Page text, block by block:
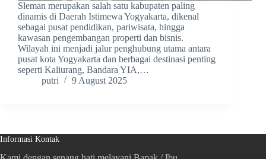
Sleman merupakan salah satu kabupaten paling
dinamis di Daerah Istimewa Yogyakarta, dikenal
sebagai pusat pendidikan, pariwisata, hingga
kawasan pengembangan properti dan bisnis.
Wilayah ini menjadi jalur penghubung utama antara
pusat kota Yogyakarta dan berbagai destinasi penting
seperti Kaliurang, Bandara YIA,…
putri
9 August 2025
Informasi Kontak